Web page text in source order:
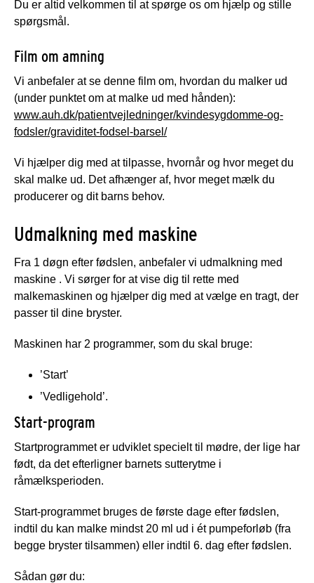
Du er altid velkommen til at spørge os om hjælp og stille
spørgsmål.
Film om amning
Vi anbefaler at se denne film om, hvordan du malker ud
(under punktet om at malke ud med hånden):
www.auh.dk/patientvejledninger/kvindesygdomme-og-
fodsler/graviditet-fodsel-barsel/
Vi hjælper dig med at tilpasse, hvornår og hvor meget du
skal malke ud. Det afhænger af, hvor meget mælk du
producerer og dit barns behov.
Udmalkning med maskine
Fra 1 døgn efter fødslen, anbefaler vi udmalkning med
maskine . Vi sørger for at vise dig til rette med
malkemaskinen og hjælper dig med at vælge en tragt, der
passer til dine bryster.
Maskinen har 2 programmer, som du skal bruge:
’Start’
’Vedligehold’.
Start-program
Startprogrammet er udviklet specielt til mødre, der lige har
født, da det efterligner barnets sutterytme i
råmælksperioden.
Start-programmet bruges de første dage efter fødslen,
indtil du kan malke mindst 20 ml ud i ét pumpeforløb (fra
begge bryster tilsammen) eller indtil 6. dag efter fødslen.
Sådan gør du: